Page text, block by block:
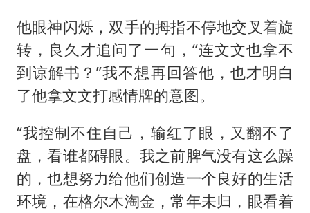
他眼神闪烁，双手的拇指不停地交叉着旋
转，良久才追问了一句，“连文文也拿不
到谅解书？”我不想再回答他，也才明白
了他拿文文打感情牌的意图。
“我控制不住自己，输红了眼，又翻不了
盘，看谁都碍眼。我之前脾气没有这么躁
的，也想努力给他们创造一个良好的生活
环境，在格尔木淘金，常年未归，眼看着